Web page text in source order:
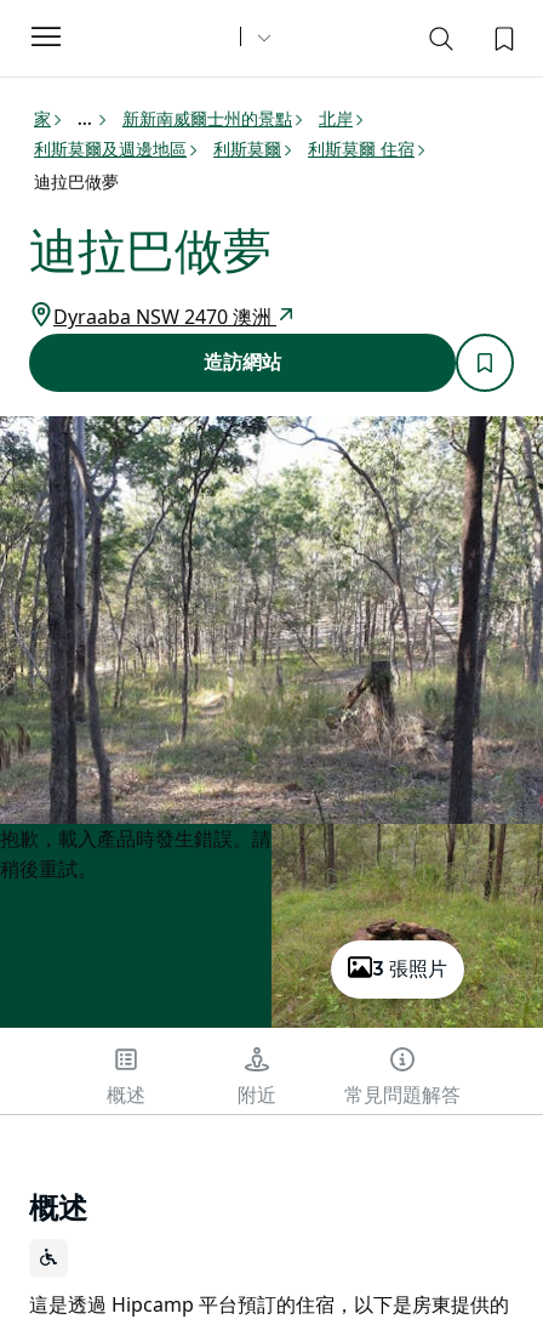
Toggle
navigation
家 ... 新新南威爾士州的景點
北岸
利斯莫爾及週邊地區
利斯莫爾
利斯莫爾 住宿
迪拉巴做夢
迪拉巴做夢
Dyraaba NSW 2470 澳洲
造訪網站
3 張照片
Product
List
Product
List
抱歉，載入產品時發生錯誤。請
稍後重試。
概述 附近 常見問題解答
概述
這是透過 Hipcamp 平台預訂的住宿，以下是房東提供的